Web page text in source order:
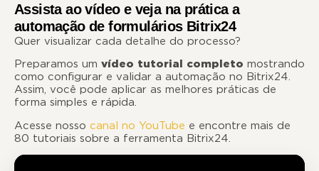
Assista ao vídeo e veja na prática a
automação de formulários Bitrix24
Quer visualizar cada detalhe do processo?
Preparamos um vídeo tutorial completo mostrando
como configurar e validar a automação no Bitrix24.
Assim, você pode aplicar as melhores práticas de
forma simples e rápida.
Acesse nosso canal no YouTube e encontre mais de
80 tutoriais sobre a ferramenta Bitrix24.